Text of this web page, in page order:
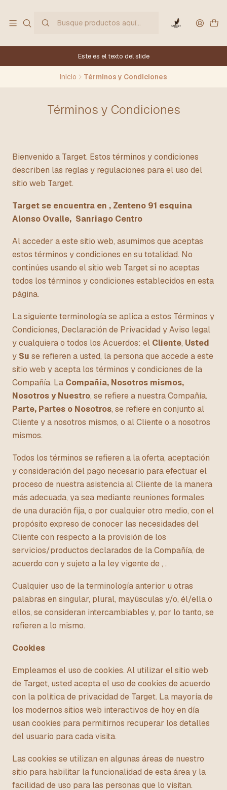
Este es el texto del slide
Inicio Términos y Condiciones
Términos y Condiciones
Bienvenido a Target. Estos términos y condiciones
describen las reglas y regulaciones para el uso del
sitio web Target.
Target se encuentra en , Zenteno 91 esquina
Alonso Ovalle, Sanriago Centro
Al acceder a este sitio web, asumimos que aceptas
estos términos y condiciones en su totalidad. No
continúes usando el sitio web Target si no aceptas
todos los términos y condiciones establecidos en esta
página.
La siguiente terminología se aplica a estos Términos y
Condiciones, Declaración de Privacidad y Aviso legal
y cualquiera o todos los Acuerdos: el Cliente, Usted
y Su se refieren a usted, la persona que accede a este
sitio web y acepta los términos y condiciones de la
Compañía. La Compañía, Nosotros mismos,
Nosotros y Nuestro, se refiere a nuestra Compañía.
Parte, Partes o Nosotros, se refiere en conjunto al
Cliente y a nosotros mismos, o al Cliente o a nosotros
mismos.
Todos los términos se refieren a la oferta, aceptación
y consideración del pago necesario para efectuar el
proceso de nuestra asistencia al Cliente de la manera
más adecuada, ya sea mediante reuniones formales
de una duración fija, o por cualquier otro medio, con el
propósito expreso de conocer las necesidades del
Cliente con respecto a la provisión de los
servicios/productos declarados de la Compañía, de
acuerdo con y sujeto a la ley vigente de , .
Cualquier uso de la terminología anterior u otras
palabras en singular, plural, mayúsculas y/o, él/ella o
ellos, se consideran intercambiables y, por lo tanto, se
refieren a lo mismo.
Cookies
Empleamos el uso de cookies. Al utilizar el sitio web
de Target, usted acepta el uso de cookies de acuerdo
con la política de privacidad de Target. La mayoría de
los modernos sitios web interactivos de hoy en día
usan cookies para permitirnos recuperar los detalles
del usuario para cada visita.
Las cookies se utilizan en algunas áreas de nuestro
sitio para habilitar la funcionalidad de esta área y la
facilidad de uso para las personas que lo visitan.